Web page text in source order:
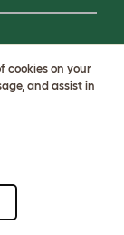
cookies on your
and assist in